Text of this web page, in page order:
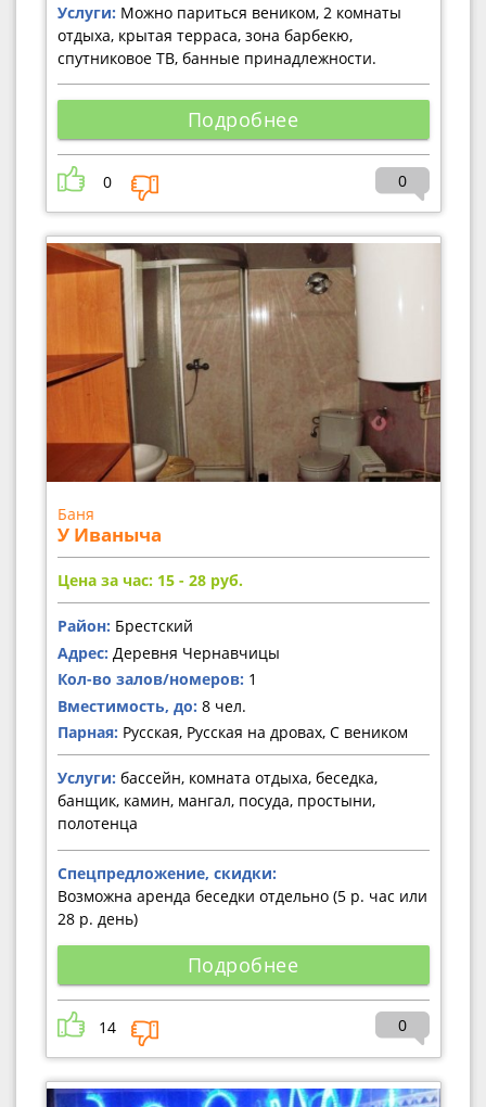
Услуги: Можно париться веником, 2 комнаты
отдыха, крытая терраса, зона барбекю,
спутниковое ТВ, банные принадлежности.
Подробнее
0 0
Баня
У Иваныча
Цена за час: 15 - 28 руб.
Район: Брестский
Адрес: Деревня Чернавчицы
Кол-во залов/номеров: 1
Вместимость, до: 8 чел.
Парная: Русская, Русская на дровах, С веником
Услуги: бассейн, комната отдыха, беседка,
банщик, камин, мангал, посуда, простыни,
полотенца
Спецпредложение, скидки:
Возможна аренда беседки отдельно (5 р. час или
28 р. день)
Подробнее
14 0